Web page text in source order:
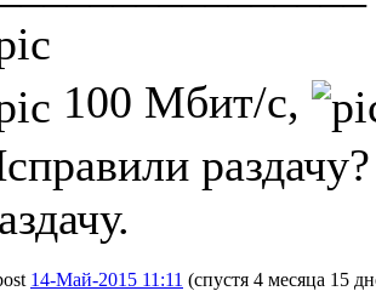
100 Мбит/с,
14-Май-2015 11:11 (спустя 4 месяца 15